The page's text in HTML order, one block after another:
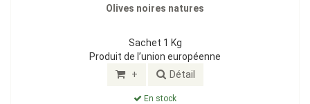
Olives noires natures
Sachet 1 Kg
Produit de l’union européenne
+ Détail
En stock